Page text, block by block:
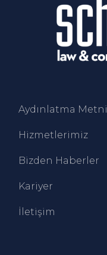
Aydınlatma Metni
Hizmetlerimiz
Bizden Haberler
Kariyer
İletişim